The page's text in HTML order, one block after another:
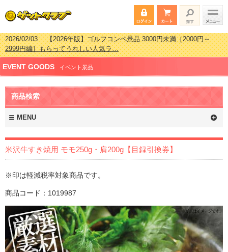
2026/02/03【2026年版】ゴルフコンペ景品 3000円未満［2000円～
2999円編］もらってうれしい人気ラ…
2026/07/15【2026年版】ビンゴゲーム景品おすすめ金額別人気ランキ
ング 更新しました！
2026/04/03【2026年版】ゴルフコンペ景品 3000円未満［2000円～
2999円編］もらってうれしい人気ラ…
2026/02/16
新しました！
EVENT GOODS イベント景品
商品検索
MENU
米沢牛すき焼用 モモ250g・肩200g【目録引換券】
※印は軽減税率対象商品です。
商品コード：1019987